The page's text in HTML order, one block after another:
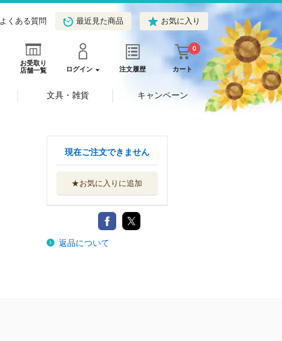
よくある質問 最近見た商品 お気に入り
お受取り
店舗一覧
ログイン 注文履歴 カート
0
文具・雑貨 キャンペーン
現在ご注文できません
★お気に入りに追加
返品について